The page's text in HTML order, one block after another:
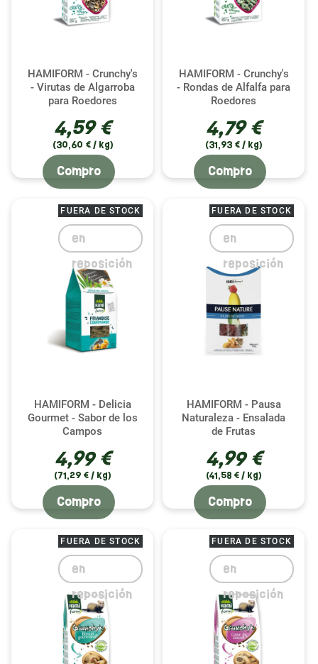
HAMIFORM - Crunchy's
- Virutas de Algarroba
para Roedores
4,59 €
(30,60 € / kg)
Compro
HAMIFORM - Crunchy's
- Rondas de Alfalfa para
Roedores
4,79 €
(31,93 € / kg)
Compro
HAMIFORM - Delicia
Gourmet - Sabor de los
Campos
4,99 €
(71,29 € / kg)
FUERA DE STOCK
en
reposición
Compro
HAMIFORM - Pausa
Naturaleza - Ensalada
de Frutas
4,99 €
(41,58 € / kg)
FUERA DE STOCK
en
reposición
Compro
FUERA DE STOCK
en
reposición
FUERA DE STOCK
en
reposición